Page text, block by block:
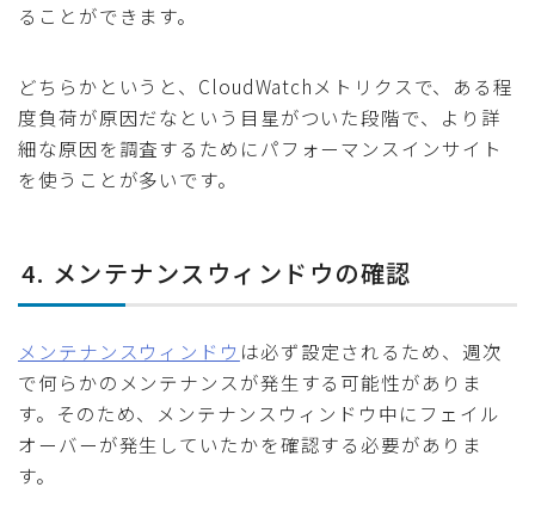
ることができます。
どちらかというと、CloudWatchメトリクスで、ある程
度負荷が原因だなという目星がついた段階で、より詳
細な原因を調査するためにパフォーマンスインサイト
を使うことが多いです。
4. メンテナンスウィンドウの確認
メンテナンスウィンドウ は必ず設定されるため、週次
で何らかのメンテナンスが発生する可能性がありま
す。そのため、メンテナンスウィンドウ中にフェイル
オーバーが発生していたかを確認する必要がありま
す。